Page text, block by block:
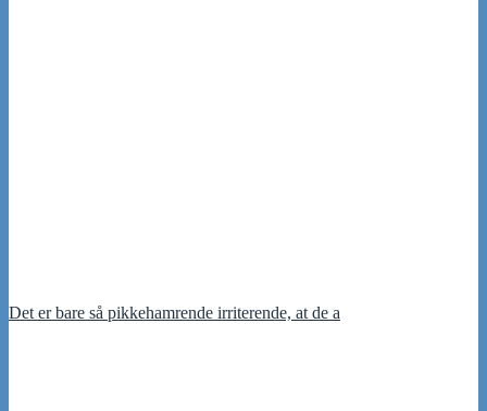
Det er bare så pikkehamrende irriterende, at de a